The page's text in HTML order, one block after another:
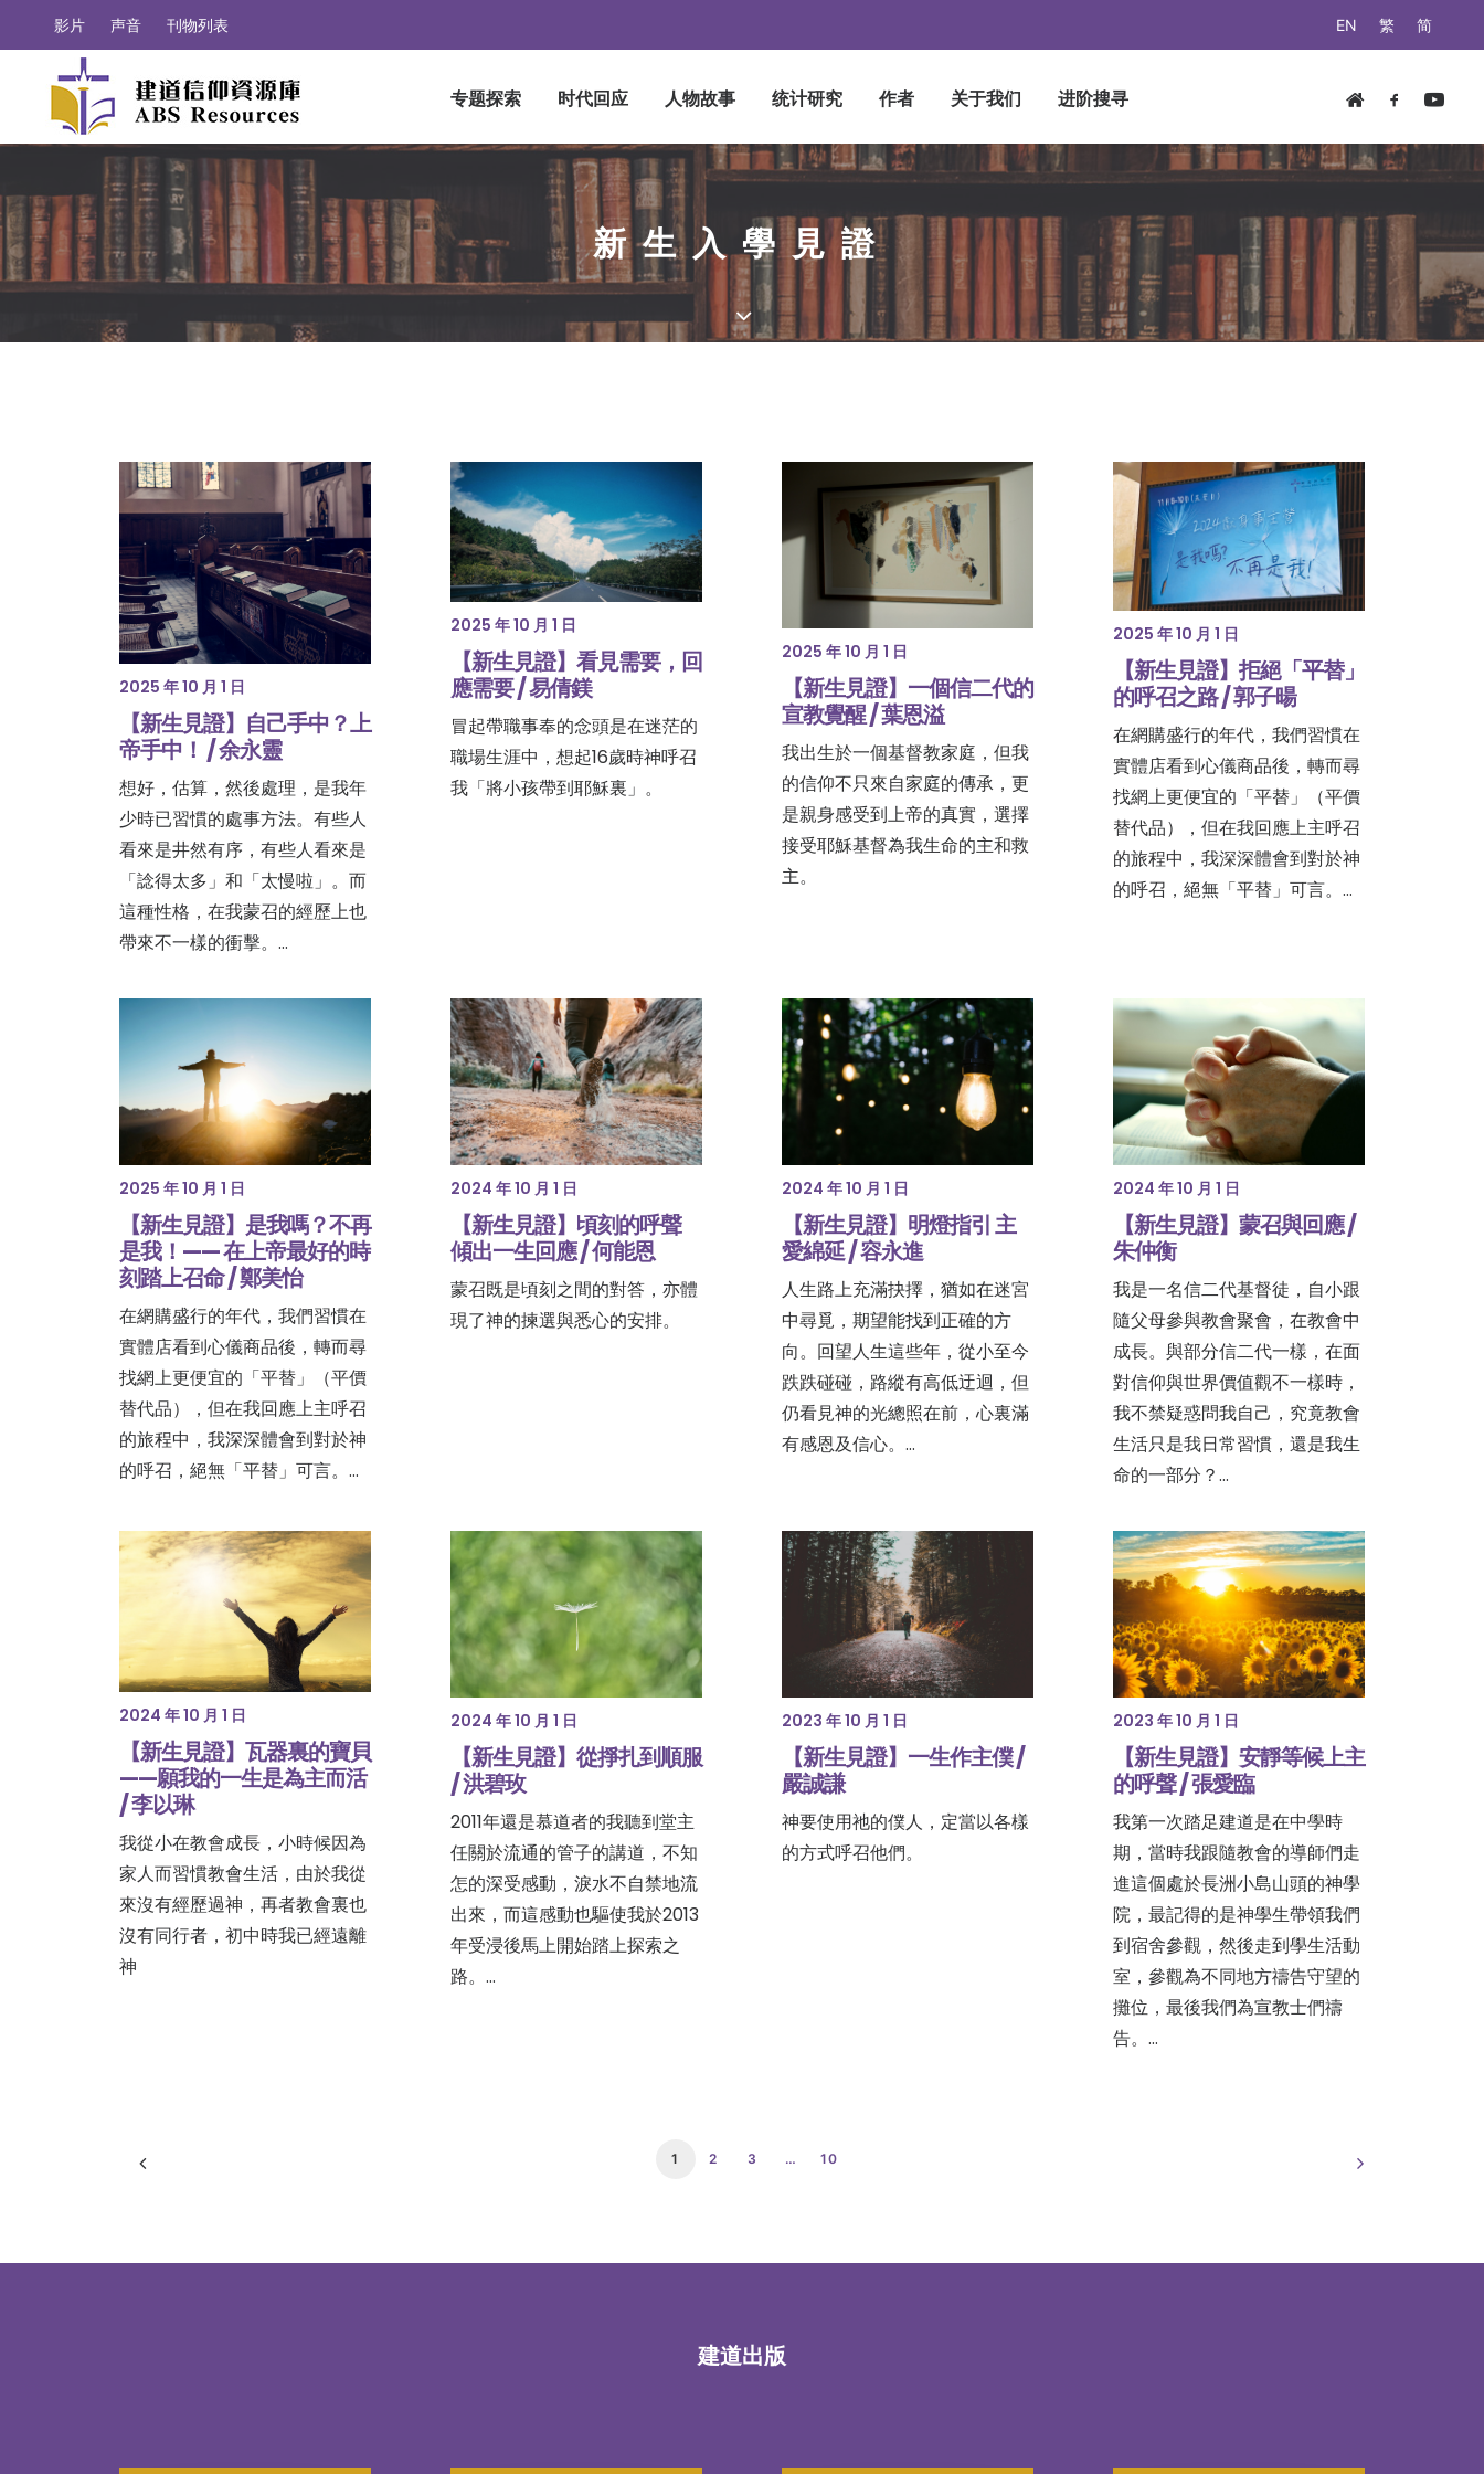
EN 繁 简
影片 声音 刊物列表
专题探索 时代回应 人物故事 统计研究 作者 关于我们 进阶搜寻
新生入學見證
2025 年 10 月 1 日
【新生見證】自己手中？上
帝手中！ / 余永靈
想好，估算，然後處理，是我年
少時已習慣的處事方法。有些人
看來是井然有序，有些人看來是
「諗得太多」和「太慢啦」。而
這種性格，在我蒙召的經歷上也
帶來不一樣的衝擊。…
2025 年 10 月 1 日
【新生見證】看見需要，回
應需要 / 易倩鎂
冒起帶職事奉的念頭是在迷茫的
職場生涯中，想起16歲時神呼召
我「將小孩帶到耶穌裏」。
2025 年 10 月 1 日
【新生見證】一個信二代的
宣教覺醒 / 葉恩溢
我出生於一個基督教家庭，但我
的信仰不只來自家庭的傳承，更
是親身感受到上帝的真實，選擇
接受耶穌基督為我生命的主和救
主。
2025 年 10 月 1 日
【新生見證】拒絕「平替」
的呼召之路 / 郭子暘
在網購盛行的年代，我們習慣在
實體店看到心儀商品後，轉而尋
找網上更便宜的「平替」（平價
替代品），但在我回應上主呼召
的旅程中，我深深體會到對於神
的呼召，絕無「平替」可言。…
2025 年 10 月 1 日
【新生見證】是我嗎？不再
是我！—— 在上帝最好的時
刻踏上召命 / 鄭美怡
在網購盛行的年代，我們習慣在
實體店看到心儀商品後，轉而尋
找網上更便宜的「平替」（平價
替代品），但在我回應上主呼召
的旅程中，我深深體會到對於神
的呼召，絕無「平替」可言。…
2024 年 10 月 1 日
【新生見證】頃刻的呼聲
傾出一生回應 / 何能恩
蒙召既是頃刻之間的對答，亦體
現了神的揀選與悉心的安排。
2024 年 10 月 1 日
【新生見證】明燈指引 主
愛綿延 / 容永進
人生路上充滿抉擇，猶如在迷宮
中尋覓，期望能找到正確的方
向。回望人生這些年，從小至今
跌跌碰碰，路縱有高低迂迴，但
仍看見神的光總照在前，心裏滿
有感恩及信心。…
2024 年 10 月 1 日
【新生見證】蒙召與回應 /
朱仲衡
我是一名信二代基督徒，自小跟
隨父母參與教會聚會，在教會中
成長。與部分信二代一樣，在面
對信仰與世界價值觀不一樣時，
我不禁疑惑問我自己，究竟教會
生活只是我日常習慣，還是我生
命的一部分？…
2024 年 10 月 1 日
【新生見證】瓦器裏的寶貝
——願我的一生是為主而活
/ 李以琳
我從小在教會成長，小時候因為
家人而習慣教會生活，由於我從
來沒有經歷過神，再者教會裏也
沒有同行者，初中時我已經遠離
神
2024 年 10 月 1 日
【新生見證】從掙扎到順服
/ 洪碧玫
2011年還是慕道者的我聽到堂主
任關於流通的管子的講道，不知
怎的深受感動，淚水不自禁地流
出來，而這感動也驅使我於2013
年受浸後馬上開始踏上探索之
路。…
2023 年 10 月 1 日
【新生見證】一生作主僕 /
嚴誠謙
神要使用祂的僕人，定當以各樣
的方式呼召他們。
2023 年 10 月 1 日
【新生見證】安靜等候上主
的呼聲 / 張愛臨
我第一次踏足建道是在中學時
期，當時我跟隨教會的導師們走
進這個處於長洲小島山頭的神學
院，最記得的是神學生帶領我們
到宿舍參觀，然後走到學生活動
室，參觀為不同地方禱告守望的
攤位，最後我們為宣教士們禱
告。…
1 2 3 … 10
建道出版